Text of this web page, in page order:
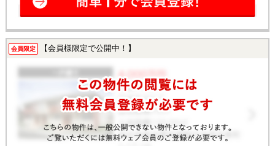
会員限定 【会員様限定で公開中！】